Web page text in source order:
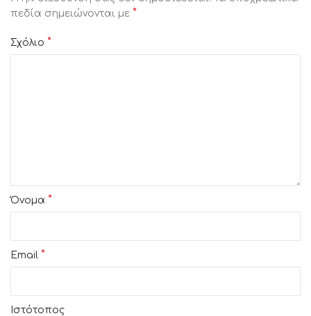
πεδία σημειώνονται με *
Σχόλιο *
Όνομα *
Email *
Ιστότοπος